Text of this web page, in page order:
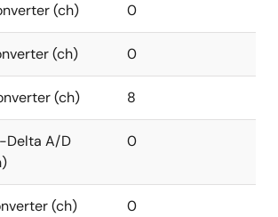
(ch) 0
(ch) 0
(ch) 8
Delta A/D
0
(ch) 0